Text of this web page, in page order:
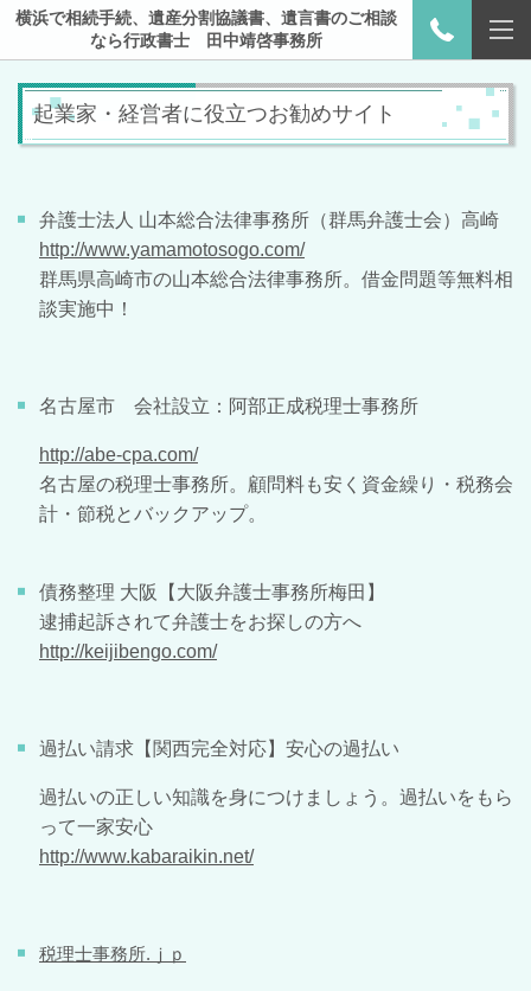
横浜で相続手続、遺産分割協議書、遺言書のご相談
なら行政書士 田中靖啓事務所
起業家・経営者に役立つお勧めサイト
弁護士法人 山本総合法律事務所（群馬弁護士会）高崎
http://www.yamamotosogo.com/
群馬県高崎市の山本総合法律事務所。借金問題等無料相
談実施中！
名古屋市 会社設立：阿部正成税理士事務所
http://abe-cpa.com/
名古屋の税理士事務所。顧問料も安く資金繰り・税務会
計・節税とバックアップ。
債務整理 大阪【大阪弁護士事務所梅田】
逮捕起訴されて弁護士をお探しの方へ
http://keijibengo.com/
過払い請求【関西完全対応】安心の過払い
過払いの正しい知識を身につけましょう。過払いをもら
って一家安心
http://www.kabaraikin.net/
税理士事務所.ｊｐ